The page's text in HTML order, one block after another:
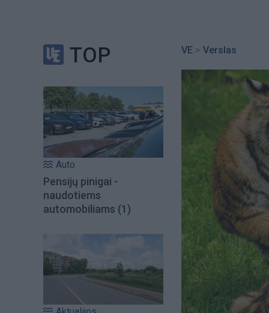
TOP
Auto
Pensijų pinigai -
naudotiems
automobiliams (1)
VE > Verslas